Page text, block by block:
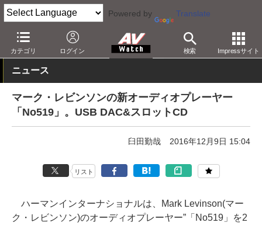
Powered by Translate
カテゴリ ログイン 検索 Impressサイト
AV Watch 製品 SACD/CDプレーヤー
ニュース
マーク・レビンソンの新オーディオプレーヤー
「No519」。USB DAC&スロットCD
臼田勤哉 2016年12月9日 15:04
リスト
ハーマンインターナショナルは、Mark Levinson(マー
ク・レビンソン)のオーディオプレーヤー”「No519」を2